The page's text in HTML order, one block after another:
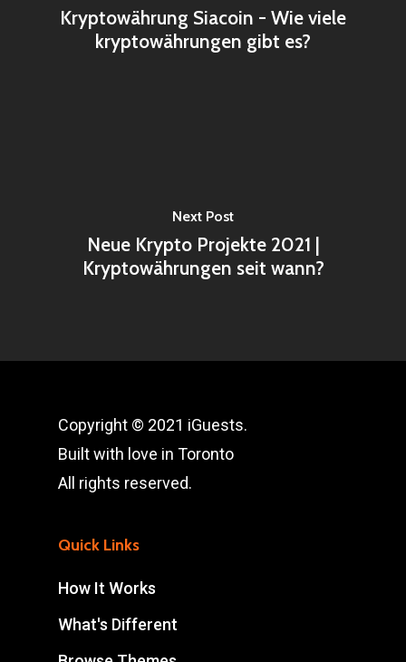
Kryptowährung Siacoin - Wie viele
kryptowährungen gibt es?
Next Post
Neue Krypto Projekte 2021 |
Kryptowährungen seit wann?
Copyright © 2021 iGuests.
Built with love in Toronto
All rights reserved.
Quick Links
How It Works
What's Different